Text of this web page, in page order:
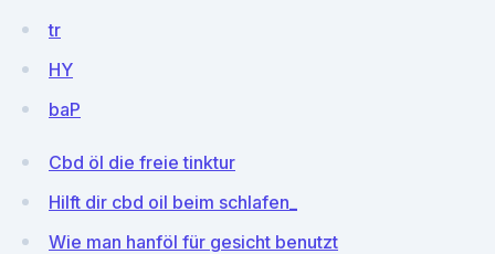
tr
HY
baP
Cbd öl die freie tinktur
Hilft dir cbd oil beim schlafen_
Wie man hanföl für gesicht benutzt